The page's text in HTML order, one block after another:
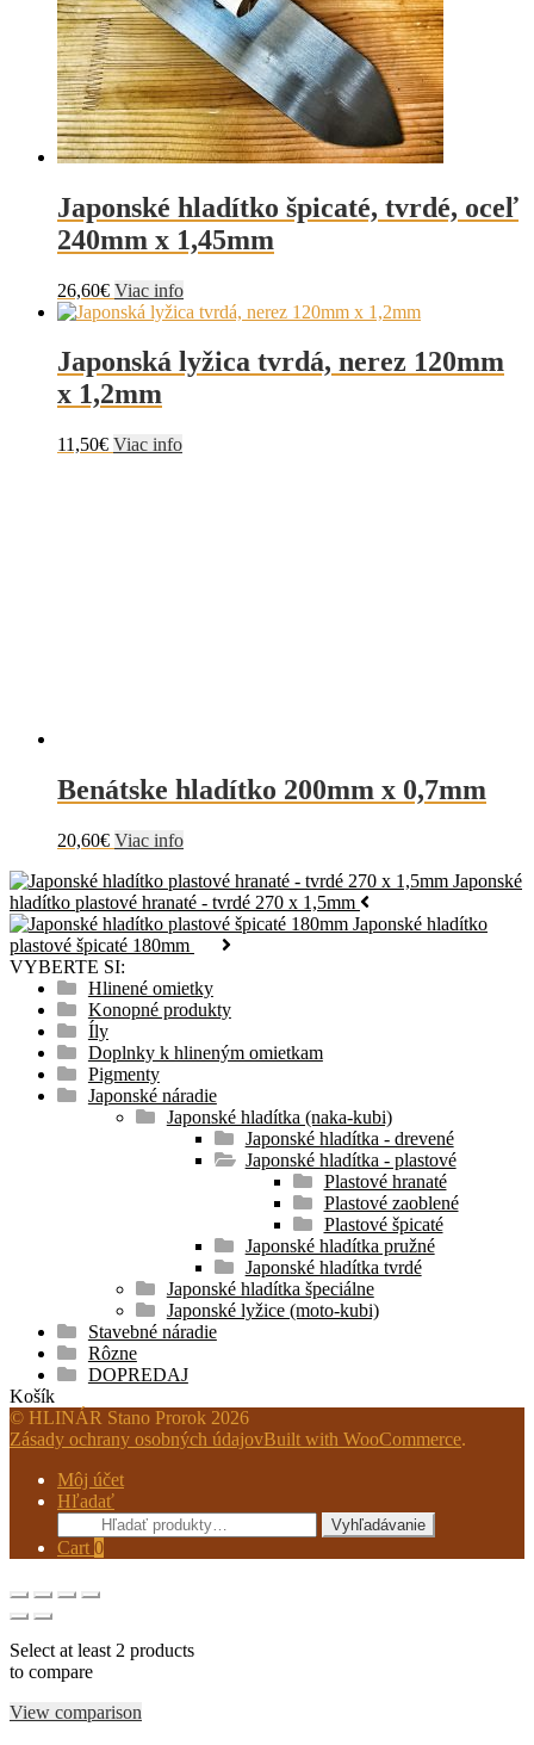
Japonské hladítko špicaté, tvrdé, oceľ
240mm x 1,45mm
26,60€ Viac info
Japonská lyžica tvrdá, nerez 120mm
x 1,2mm
11,50€ Viac info
Benátske hladítko 200mm x 0,7mm
20,60€ Viac info
Japonské
hladítko plastové hranaté - tvrdé 270 x 1,5mm
Japonské hladítko
plastové špicaté 180mm
VYBERTE SI:
Hlinené omietky
Konopné produkty
Íly
Doplnky k hlineným omietkam
Pigmenty
Japonské náradie
Japonské hladítka (naka-kubi)
Japonské hladítka - drevené
Japonské hladítka - plastové
Plastové hranaté
Plastové zaoblené
Plastové špicaté
Japonské hladítka pružné
Japonské hladítka tvrdé
Japonské hladítka špeciálne
Japonské lyžice (moto-kubi)
Stavebné náradie
Rôzne
DOPREDAJ
Košík
© HLINÁR Stano Prorok 2026
Zásady ochrany osobných údajovBuilt with WooCommerce.
Môj účet
Hľadať
Hľadať:
Vyhľadávanie
Cart 0
Select at least 2 products
to compare
View comparison